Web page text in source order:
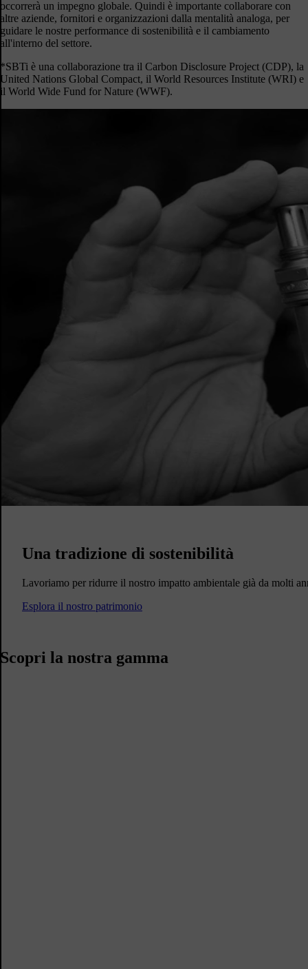
occorrerà un impegno globale. Quindi è importante collaborare con
altre aziende, fornitori e organizzazioni dalla mentalità analoga, per
guidare le nostre performance di sostenibilità e il cambiamento
all'interno del settore.
*SBTi è una collaborazione tra il Carbon Disclosure Project (CDP), la
United Nations Global Compact, il World Resources Institute (WRI) e
il World Wide Fund for Nature (WWF).
Una tradizione di sostenibilità
Lavoriamo per ridurre il nostro impatto ambientale già da molti
Esplora il nostro patrimonio
Scopri la nostra gamma